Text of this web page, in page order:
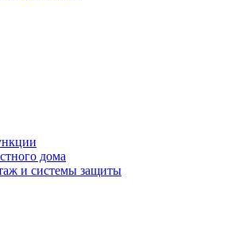
дома
и системы защиты